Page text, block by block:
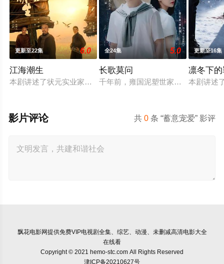
更新至22集 6.0
江海潮生
本剧讲述了状元实业家张謇创办大生企业，实业报国的故事。
全24集 5.0
长歌莫问
千年前，雍国泥塑世家楚门因进贡的
更新至16集
凛冬下
本剧讲述
共0 条 “蓄意宠爱” 影评
影片评论
飘花电影网提供免费VIP电视剧全集、综艺、动漫、未删减高清电影大全
在线看
Copyright © 2021 hemo-stc.com All Rights Reserved
津ICP备20210627号